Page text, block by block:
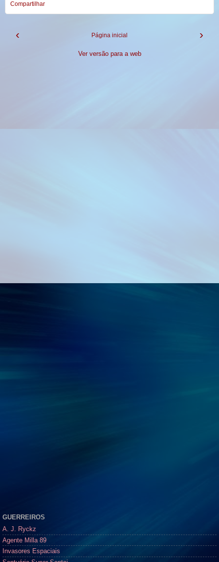
Compartilhar
‹ ›
Página inicial
Ver versão para a web
GUERREIROS
A. J. Ryckz
Agente Milla 89
Invasores Espaciais